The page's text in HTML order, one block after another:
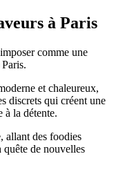
à Paris
comme une
et chaleureux,
discrets qui créent une
la détente.
allant des foodies
quête de nouvelles